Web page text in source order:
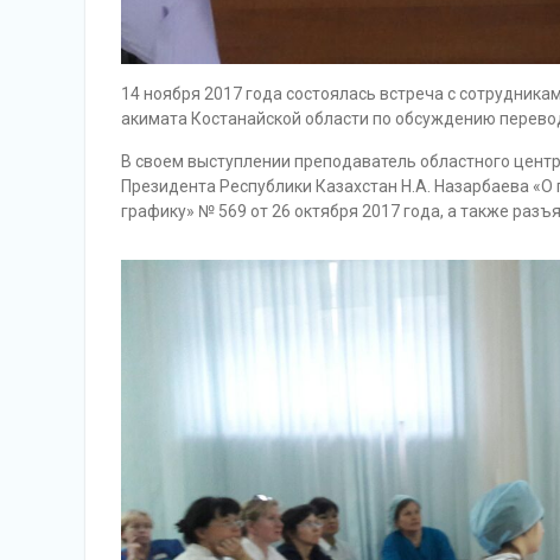
14 ноября 2017 года состоялась встреча с
акимата Костанайской области по обсуждению
В своем выступлении преподаватель областного
Президента Республики Казахстан Н.А. Назарбаева
графику» № 569 от 26 октября 2017 года, а также